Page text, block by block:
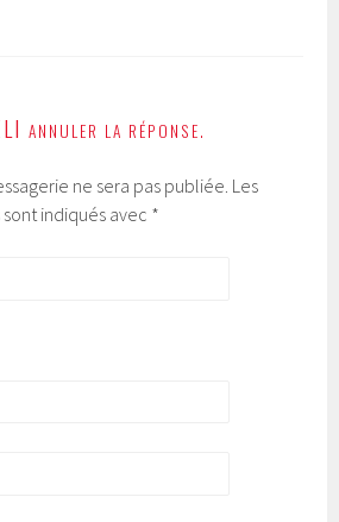
ANNULER LA RÉPONSE.
ne sera pas publiée. Les
indiqués avec *